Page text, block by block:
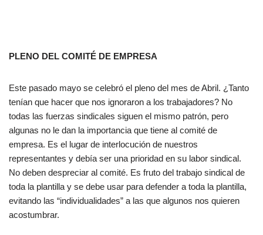
PLENO DEL COMITÉ DE EMPRESA
Este pasado mayo se celebró el pleno del mes de Abril. ¿Tanto
tenían que hacer que nos ignoraron a los trabajadores? No
todas las fuerzas sindicales siguen el mismo patrón, pero
algunas no le dan la importancia que tiene al comité de
empresa. Es el lugar de interlocución de nuestros
representantes y debía ser una prioridad en su labor sindical.
No deben despreciar al comité. Es fruto del trabajo sindical de
toda la plantilla y se debe usar para defender a toda la plantilla,
evitando las “individualidades” a las que algunos nos quieren
acostumbrar.